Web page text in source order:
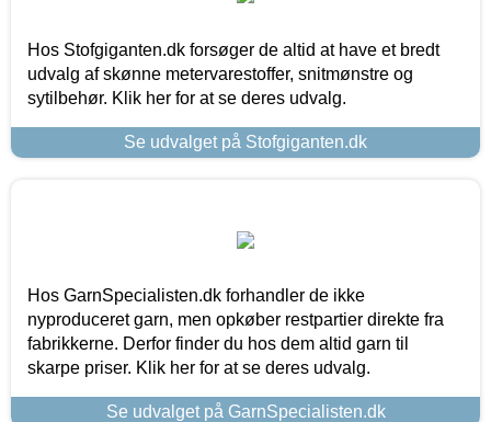
Hos Stofgiganten.dk forsøger de altid at have et bredt
udvalg af skønne metervarestoffer, snitmønstre og
sytilbehør. Klik her for at se deres udvalg.
Se udvalget på Stofgiganten.dk
Hos GarnSpecialisten.dk forhandler de ikke
nyproduceret garn, men opkøber restpartier direkte fra
fabrikkerne. Derfor finder du hos dem altid garn til
skarpe priser. Klik her for at se deres udvalg.
Se udvalget på GarnSpecialisten.dk